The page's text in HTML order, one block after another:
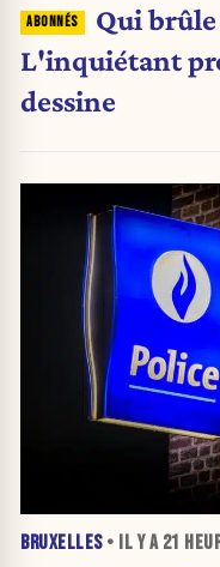
Qui brûle
L'inquiétant
dessine
BRUXELLES• IL Y A 21